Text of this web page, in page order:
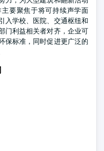
要聚焦于将可持续声学面
入学校、医院、交通枢纽和
门利益相关者对齐，企业可
保标准，同时促进更广泛的